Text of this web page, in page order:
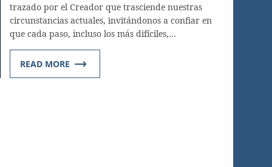
trazado por el Creador que trasciende nuestras
circunstancias actuales, invitándonos a confiar en
que cada paso, incluso los más difíciles,…
READ MORE